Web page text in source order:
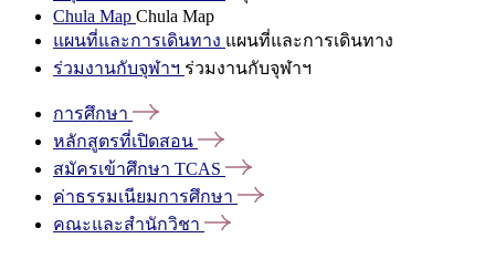
Chula Map Chula Map
แผนที่และการเดินทาง แผนที่และการเดินทาง
ร่วมงานกับจุฬาฯ ร่วมงานกับจุฬาฯ
การศึกษา
หลักสูตรที่เปิดสอน
สมัครเข้าศึกษา TCAS
ค่าธรรมเนียมการศึกษา
คณะและสำนักวิชา